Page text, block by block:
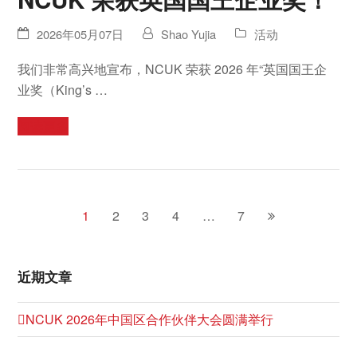
2026年05月07日 Shao Yujia 活动
我们非常高兴地宣布，NCUK 荣获 2026 年“英国国王企
业奖（King’s …
页
1 页
2 页
3 页
4 … 页
7 下
近期文章
NCUK 2026年中国区合作伙伴大会圆满举行